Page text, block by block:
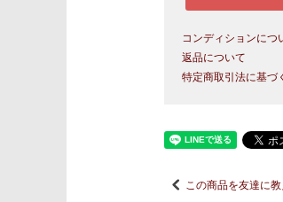
コンディションにつ
返品について
特定商取引法に基づ
この商品を友達に